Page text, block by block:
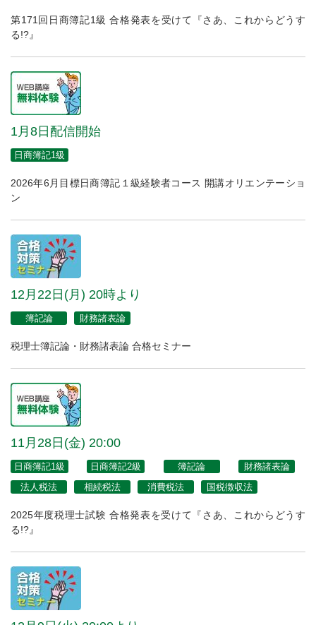
第171回日商簿記1級 合格発表を受けて『さあ、これからどうす
る!?』
1月8日配信開始
日商簿記1級
2026年6月目標日商簿記１級経験者コース 開講オリエンテーショ
ン
12月22日(月) 20時より
簿記論 財務諸表論
税理士簿記論・財務諸表論 合格セミナー
11月28日(金) 20:00
日商簿記1級 日商簿記2級 簿記論
財務諸表論
法人税法
相続税法 消費税法 国税徴収法
2025年度税理士試験 合格発表を受けて『さあ、これからどうす
る!?』